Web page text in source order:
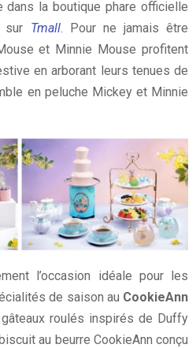
dans la boutique phare officielle
sur Tmall. Pour ne jamais être
et Minnie Mouse profitent
en arborant leurs tenues de
en peluche Mickey et Minnie
l’occasion idéale pour les
de saison au CookieAnn
roulés inspirés de Duffy
au beurre CookieAnn conçu